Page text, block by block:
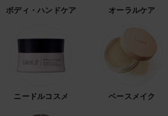
ボディ・ハンドケア オーラルケア
ニードルコスメ ベースメイク